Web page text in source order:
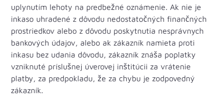
uplynutím lehoty na predbežné oznámenie. Ak nie je
inkaso uhradené z dôvodu nedostatočných finančných
prostriedkov alebo z dôvodu poskytnutia nesprávnych
bankových údajov, alebo ak zákazník namieta proti
inkasu bez udania dôvodu, zákazník znáša poplatky
vzniknuté príslušnej úverovej inštitúcii za vrátenie
platby, za predpokladu, že za chybu je zodpovedný
zákazník.